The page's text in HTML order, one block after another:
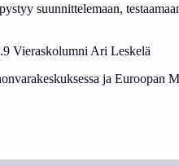
suunnittelemaan,
Vieraskolumni Ari Leskelä
ja Euroopan